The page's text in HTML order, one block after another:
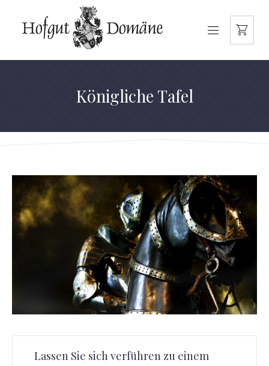
NAVIGATION
Königliche Tafel
Lassen Sie sich verführen zu einem